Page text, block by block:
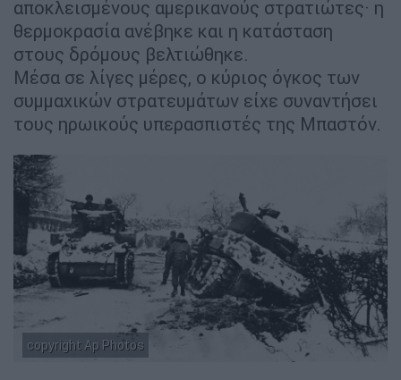
αποκλεισμένους αμερικανούς στρατιώτες· η
θερμοκρασία ανέβηκε και η κατάσταση
στους δρόμους βελτιώθηκε.
Μέσα σε λίγες μέρες, ο κύριος όγκος των
συμμαχικών στρατευμάτων είχε συναντήσει
τους ηρωικούς υπερασπιστές της Μπαστόν.
copyright Ap Photos